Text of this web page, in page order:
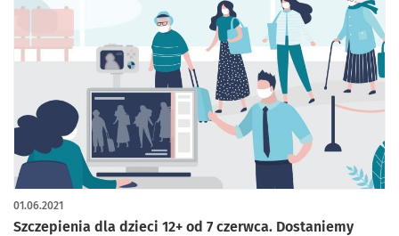
Szczepienia dla dzieci 12+ od 7 czerwca. Dostaniemy
01.06.2021